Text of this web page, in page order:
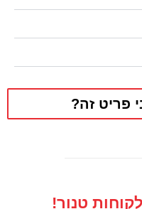
פריט זה?
טנור!